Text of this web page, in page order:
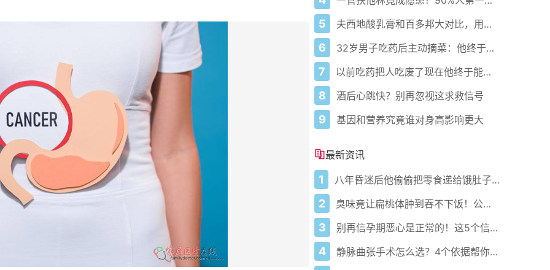
5 夫西地酸乳膏和百多邦大对比，用药指南快收好！
6 32岁男子吃药后主动摘菜：他终于活过来了？
7 以前吃药把人吃废了现在他终于能好起来了
8 酒后心跳快？别再忽视这求救信号
9 基因和营养究竟谁对身高影响更大
最新资讯
1 八年昏迷后他偷偷把零食递给饿肚子的妻子暖哭全网
2 臭味竟让扁桃体肿到吞不下饭！公厕里藏着啥致命菌？
3 别再信孕期恶心是正常的！这5个信号出现立刻就医
4 静脉曲张手术怎么选？4个依据帮你避坑稳过夏天